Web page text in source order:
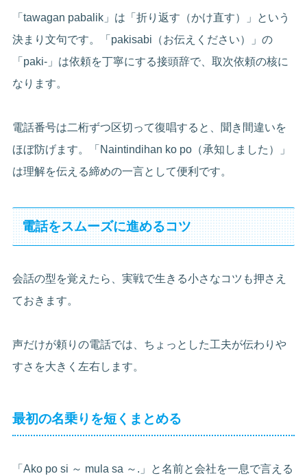
「tawagan pabalik」は「折り返す（かけ直す）」という
決まり文句です。「pakisabi（お伝えください）」の
「paki-」は依頼を丁寧にする接頭辞で、取次依頼の核に
なります。
電話番号は二桁ずつ区切って復唱すると、聞き間違いを
ほぼ防げます。「Naintindihan ko po（承知しました）」
は理解を伝える締めの一言として便利です。
電話をスムーズに進めるコツ
会話の型を覚えたら、実戦で生きる小さなコツも押さえ
ておきます。
声だけが頼りの電話では、ちょっとした工夫が伝わりや
すさを大きく左右します。
最初の名乗りを短くまとめる
「Ako po si ～ mula sa ～.」と名前と会社を一息で言える